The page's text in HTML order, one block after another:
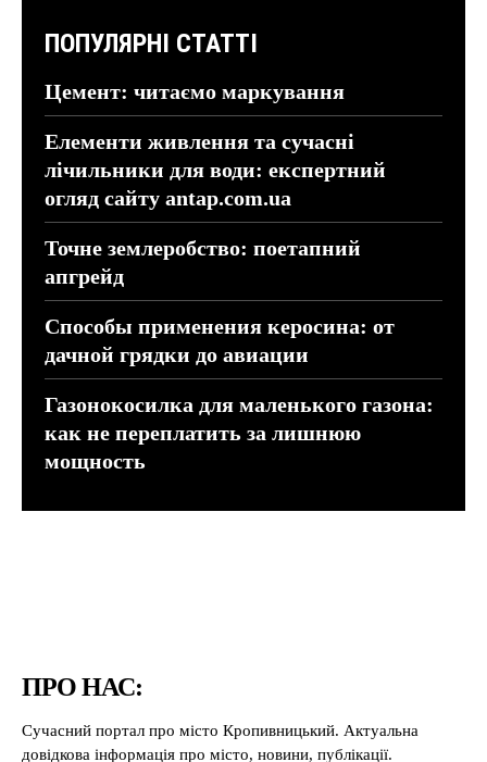
ПОПУЛЯРНІ СТАТТІ
Цемент: читаємо маркування
Елементи живлення та сучасні
лічильники для води: експертний
огляд сайту antap.com.ua
Точне землеробство: поетапний
апгрейд
Способы применения керосина: от
дачной грядки до авиации
Газонокосилка для маленького газона:
как не переплатить за лишнюю
мощность
ПРО НАС:
Сучасний портал про місто Кропивницький. Актуальна
довідкова інформація про місто, новини, публікації.